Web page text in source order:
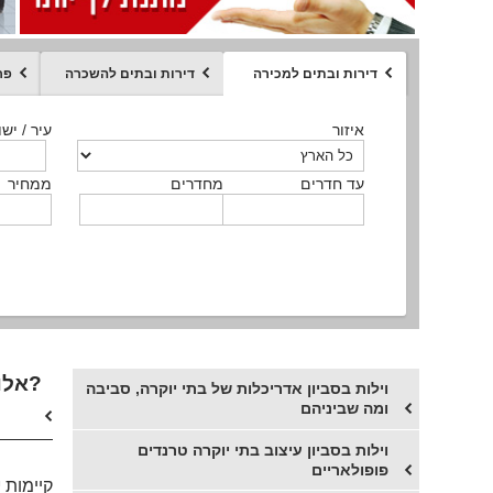
דירות ובתים למכירה דירות ובתים להשכרה
איזור
מחדרים עד חדרים
עיר /
ממחיר
איזור
מחדרים עד חדרים
עיר /
ממחיר
איזור
מחדרים עד חדרים
עיר /
ממחיר
איזור
סוג הנכס
עיר /
ממחיר
סוג הנכס ממחיר איזור
מחדרים עד חדרים
עיר /
מקומה
איזור
סוג הנכס
עיר / ישוב
ממחיר
אלו יחידות מעניינות פועלות לרווחת התושבים של אלו שקנו וילות למכירה בסביון או בתי יוקרה בסביון?
וילות בסביון אדריכלות של בתי יוקרה, סביבה
ומה שביניהם
וילות בסביון עיצוב בתי יוקרה טרנדים
פופולאריים